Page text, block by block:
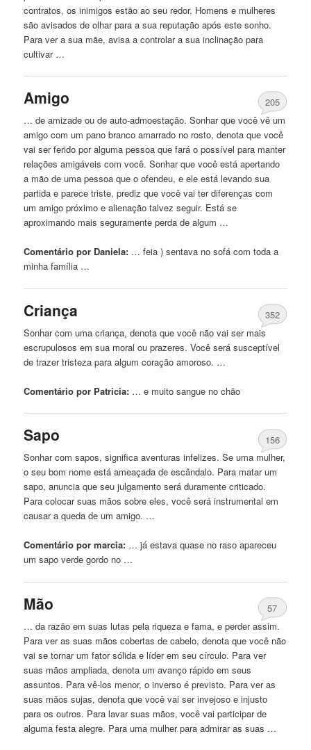
contratos, os inimigos estão ao seu redor. Homens e mulheres
são avisados ​​de olhar para a sua reputação após este sonho.
Para ver a sua mãe, avisa a controlar a sua inclinação para
cultivar …
Amigo
205
… de amizade ou de auto-admoestação. Sonhar que você vê um
amigo com um pano branco amarrado no rosto, denota que você
vai ser ferido por alguma pessoa que fará o possível para manter
relações amigáveis ​​com você. Sonhar que você está apertando
a mão de uma pessoa que o ofendeu, e ele está levando sua
partida e parece triste, prediz que você vai ter diferenças com
um amigo próximo e alienação talvez seguir. Está se
aproximando mais seguramente perda de algum …
Comentário por Daniela: … feia ) sentava no sofá com toda a
minha família …
Criança
352
Sonhar com uma criança, denota que você não vai ser mais
escrupulosos em sua moral ou prazeres. Você será susceptível
de trazer tristeza para algum coração amoroso. …
Comentário por Patricia: … e muito sangue no chão
Sapo
156
Sonhar com sapos, significa aventuras infelizes. Se uma mulher,
o seu bom nome está ameaçada de escândalo. Para matar um
sapo, anuncia que seu julgamento será duramente criticado.
Para colocar suas mãos sobre eles, você será instrumental em
causar a queda de um amigo. …
Comentário por marcia: … já estava quase no raso apareceu
um sapo verde gordo no …
Mão
57
… da razão em suas lutas pela riqueza e fama, e perder assim.
Para ver as suas mãos cobertas decabelo, denota que você não
vai se tornar um fator sólida e líder em seu círculo. Para ver
suas mãos ampliada, denota um avanço rápido em seus
assuntos. Para vê-los menor, o inverso é previsto. Para ver as
suas mãos sujas, denota que você vai ser invejoso e injusto
para os outros. Para lavar suas mãos, você vai participar de
alguma festa alegre. Para uma mulher para admirar as suas …